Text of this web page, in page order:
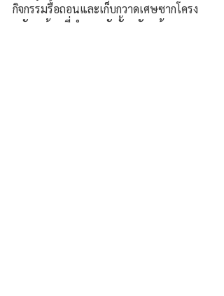
กิจกรรมรื้อถอนและเก็บกวาดเศษซากโครง
หลังคาบ้านที่ชำรุดผุพังทั้งหลัง พร้อม